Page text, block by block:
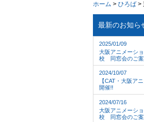
ホーム > ひろば >
最新のお知ら
2025/01/09
大阪アニメーシ
校 同窓会のご案
2024/10/07
【CAT・大阪ア
開催!!
2024/07/16
大阪アニメーシ
校 同窓会のご案